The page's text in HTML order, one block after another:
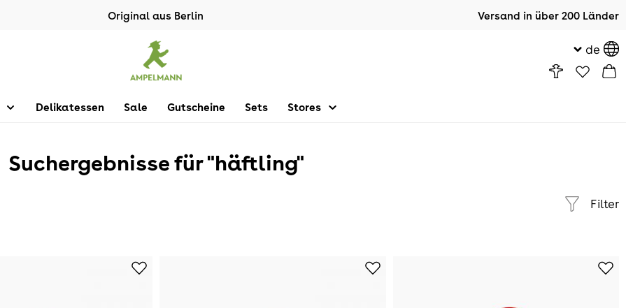
Original aus Berlin Versand in über 200 Länder
de
Delikatessen Sale Gutscheine Sets Stores
Suchergebnisse für "häftling"
Filter